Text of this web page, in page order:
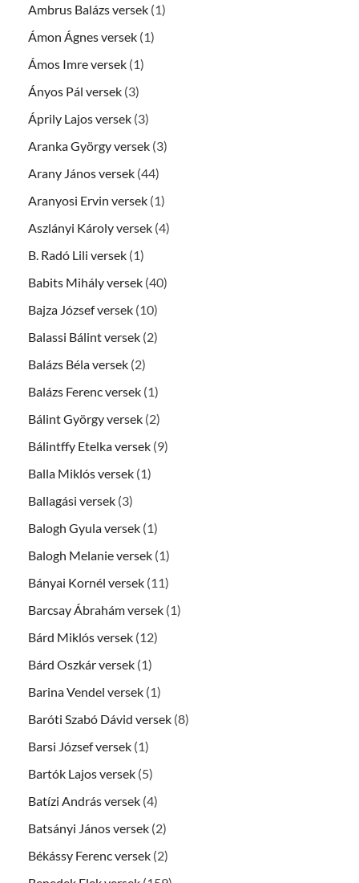
Ambrus Balázs versek (1)
Ámon Ágnes versek (1)
Ámos Imre versek (1)
Ányos Pál versek (3)
Áprily Lajos versek (3)
Aranka György versek (3)
Arany János versek (44)
Aranyosi Ervin versek (1)
Aszlányi Károly versek (4)
B. Radó Lili versek (1)
Babits Mihály versek (40)
Bajza József versek (10)
Balassi Bálint versek (2)
Balázs Béla versek (2)
Balázs Ferenc versek (1)
Bálint György versek (2)
Bálintffy Etelka versek (9)
Balla Miklós versek (1)
Ballagási versek (3)
Balogh Gyula versek (1)
Balogh Melanie versek (1)
Bányai Kornél versek (11)
Barcsay Ábrahám versek (1)
Bárd Miklós versek (12)
Bárd Oszkár versek (1)
Barina Vendel versek (1)
Baróti Szabó Dávid versek (8)
Barsi József versek (1)
Bartók Lajos versek (5)
Batízi András versek (4)
Batsányi János versek (2)
Békássy Ferenc versek (2)